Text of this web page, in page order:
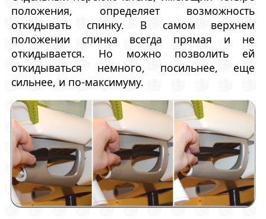
положения, определяет возможность
откидывать спинку. В самом верхнем
положении спинка всегда прямая и не
откидывается. Но можно позволить ей
откидываться немного, посильнее, еще
сильнее, и по-максимуму.